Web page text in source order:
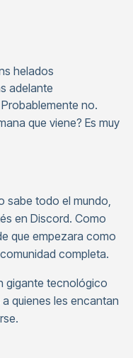
helados
adelante
no.
que viene? Es muy
sabe todo el mundo,
en Discord. Como
que empezara como
completa.
gigante tecnológico
quienes les encantan